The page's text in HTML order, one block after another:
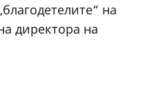
на
директора на